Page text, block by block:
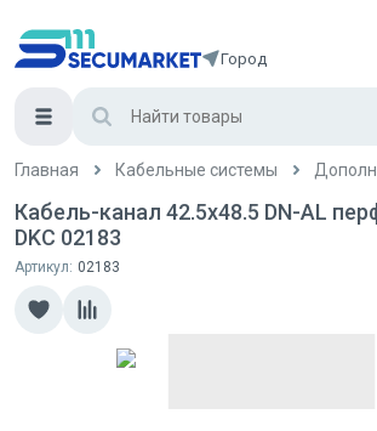
Город
Главная Кабельные системы
Кабель-канал 42.5x48.5 DN-AL
DKC 02183
Артикул: 02183